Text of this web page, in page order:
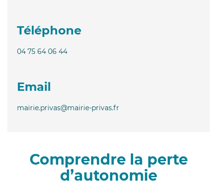
Téléphone
04 75 64 06 44
Email
mairie.privas@mairie-privas.fr
Comprendre la perte
d’autonomie